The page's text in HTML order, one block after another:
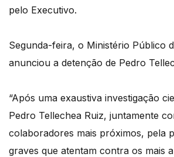
pelo Executivo.
Segunda-feira, o Ministério Público
anunciou a detenção de Pedro
“Após uma exaustiva investigação
Pedro Tellechea Ruiz, juntamente
colaboradores mais próximos, pela
graves que atentam contra os mais